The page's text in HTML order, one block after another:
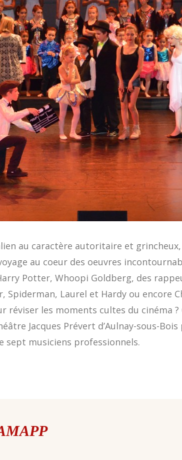
au caractère autoritaire et
au coeur des oeuvres
Potter, Whoopi Goldberg, des
Laurel et Hardy ou encore
réviser les moments cultes du cinéma ?
Jacques Prévert d’Aulnay-sous-
sept musiciens professionnels.